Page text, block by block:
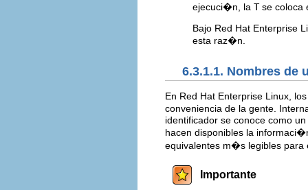
ejecuci�n, la Tse coloca
Bajo Red Hat Enterprise
esta raz�n.
6.3.1.1. Nombres de
En Red Hat Enterprise Linux,
conveniencia de la gente.
identificador se conoce como un
hacen disponibles la
equivalentes m�s legibles para
Importante